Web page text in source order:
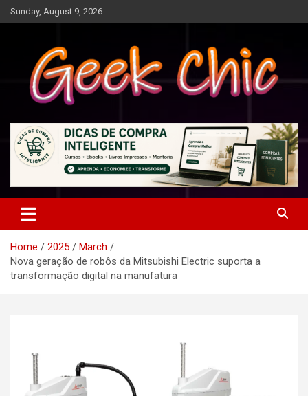
Skip
to
Sunday, August 9, 2026
Geek Chic
Home 2025
March
Nova geração de robôs da Mitsubishi Electric suporta a
transformação digital na manufatura